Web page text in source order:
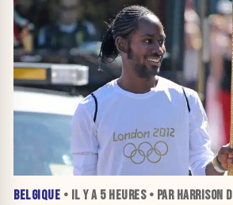
BELGIQUE • IL Y A 5 HEURES• PAR HARRISON